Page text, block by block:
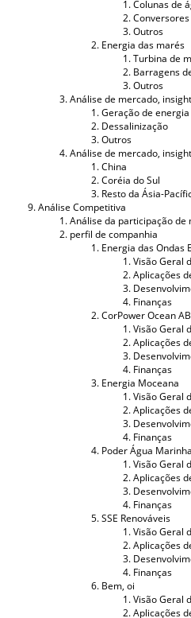
Colunas de
Outros
Energia das marés
Turbina de
Barragens
Outros
Análise de mercado,
Geração de energia
Dessalinização
Outros
Análise de mercado,
China
Coréia do Sul
Resto da Ásia-
Análise Competitiva
Análise da participação
perfil de companhia
Energia das Ondas
Visão Geral
Aplicações
Finanças
CorPower Ocean AB
Visão Geral
Aplicações
Finanças
Energia Moceana
Visão Geral
Aplicações
Finanças
Poder Água Marinha
Visão Geral
Aplicações
Finanças
SSE Renováveis
Visão Geral
Aplicações
Finanças
Bem, oi
Visão Geral
Aplicações